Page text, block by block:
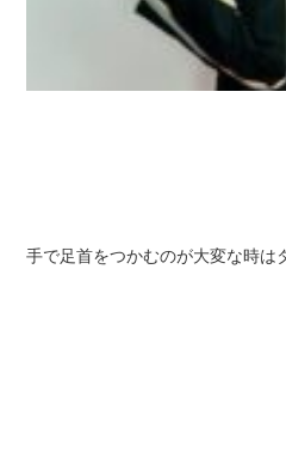
手で足首をつかむのが大変な時は